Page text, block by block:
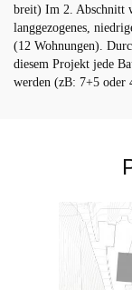
breit) Im 2. Abschnitt
langgezogenes,
(12 Wohnungen).
diesem Projekt jede
werden (zB: 7+5 oder